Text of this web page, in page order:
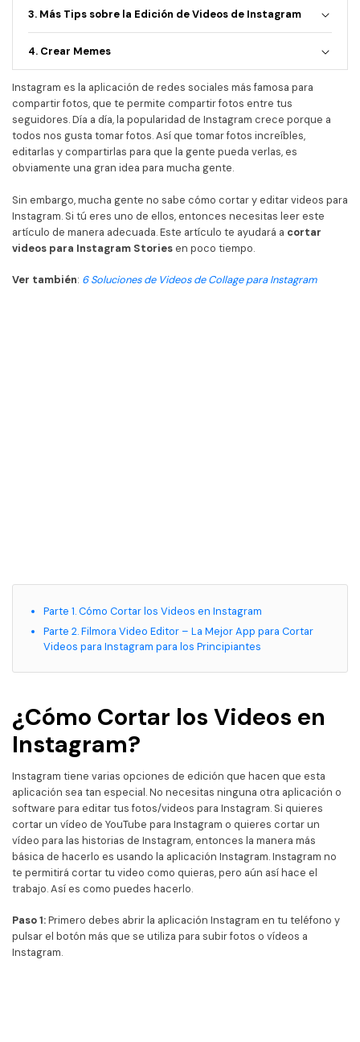
Videos de Redes Sociales
• Youtube Video
• TikTok Video
• Instagram Video
• Facebook Video
Más Recursos
3. Más Tips sobre la Edición de Videos de Instagram
4. Crear Memes
Instagram es la aplicación de redes sociales más famosa para
compartir fotos, que te permite compartir fotos entre tus
seguidores. Día a día, la popularidad de Instagram crece porque a
todos nos gusta tomar fotos. Así que tomar fotos increíbles,
editarlas y compartirlas para que la gente pueda verlas, es
obviamente una gran idea para mucha gente.
Sin embargo, mucha gente no sabe cómo cortar y editar videos para
Instagram. Si tú eres uno de ellos, entonces necesitas leer este
artículo de manera adecuada. Este artículo te ayudará a cortar
videos para Instagram Stories en poco tiempo.
Ver también: 6 Soluciones de Videos de Collage para Instagram
Parte 1. Cómo Cortar los Videos en Instagram
Parte 2. Filmora Video Editor – La Mejor App para Cortar
Videos para Instagram para los Principiantes
¿Cómo Cortar los Videos en
Instagram?
Instagram tiene varias opciones de edición que hacen que esta
aplicación sea tan especial. No necesitas ninguna otra aplicación o
software para editar tus fotos/videos para Instagram. Si quieres
cortar un vídeo de YouTube para Instagram o quieres cortar un
vídeo para las historias de Instagram, entonces la manera más
básica de hacerlo es usando la aplicación Instagram. Instagram no
te permitirá cortar tu video como quieras, pero aún así hace el
trabajo. Así es como puedes hacerlo.
Paso 1:Primero debes abrir la aplicación Instagram en tu teléfono y
pulsar el botón más que se utiliza para subir fotos o vídeos a
Instagram.